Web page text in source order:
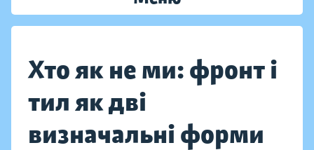
Хто як не ми: фронт і
тил як дві
визначальні форми